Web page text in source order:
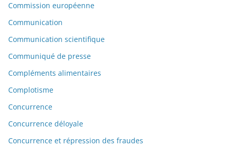
Commission européenne
Communication
Communication scientifique
Communiqué de presse
Compléments alimentaires
Complotisme
Concurrence
Concurrence déloyale
Concurrence et répression des fraudes